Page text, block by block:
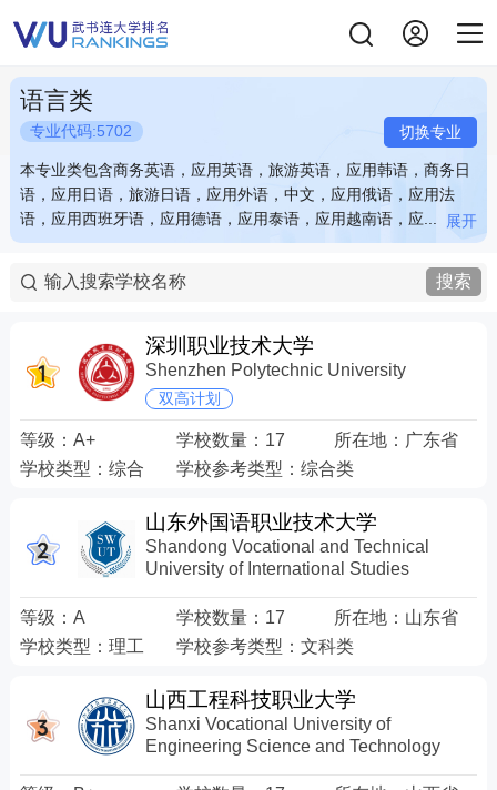
语言类
专业代码:5702 切换专业
本专业类包含商务英语，应用英语，旅游英语，应用韩语，商务日
语，应用日语，旅游日语，应用外语，中文，应用俄语，应用法
语，应用西班牙语，应用德语，应用泰语，应用越南语，应...
本专业类包含商务英语，应用英语，旅游英语，应用韩语，商务日
语，应用日语，旅游日语，应用外语，中文，应用俄语，应用法
语，应用西班牙语，应用德语，应用泰语，应用越南语，应用阿拉
展开
本专业类包含商务英语，应用英语，旅游英语，应用韩语，商务日
语，应用日语，旅游日语，应用外语，中文，应用俄语，应用法
语，应用西班牙语，应用德语，应用泰语，应用越南语，应...
本专业类包含商务英语，应用英语，旅游英语，应用韩语，商务日
语，应用日语，旅游日语，应用外语，中文，应用俄语，应用法
语，应用西班牙语，应用德语，应用泰语，应用越南语，应用阿拉
展开
搜索
深圳职业技术大学
Shenzhen Polytechnic University
双高计划
等级： A+ 学校数量： 17 所在地： 广东省
学校类型： 综合 学校参考类型：综合类
山东外国语职业技术大学
Shandong Vocational and Technical
University of International Studies
等级： A 学校数量： 17 所在地： 山东省
学校类型： 理工 学校参考类型：文科类
山西工程科技职业大学
Shanxi Vocational University of
Engineering Science and Technology